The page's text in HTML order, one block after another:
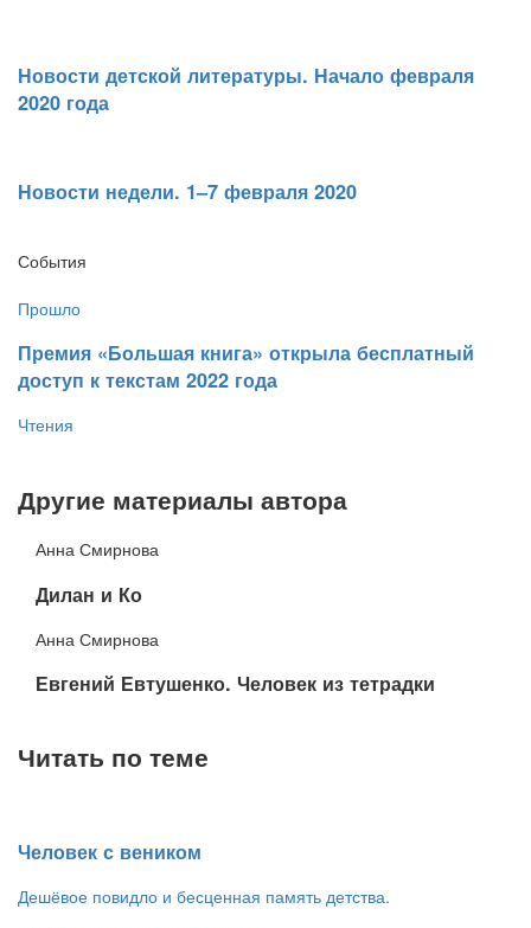
Новости детской литературы. Начало февраля
2020 года
​Новости недели. 1–7 февраля 2020
События
Прошло
​Премия «Большая книга» открыла бесплатный
доступ к текстам 2022 года
Чтения
Другие материалы автора
Анна Смирнова
​Дилан и Ко
Анна Смирнова
Евгений Евтушенко. Человек из тетрадки
Читать по теме
​Человек с веником
Дешёвое повидло и бесценная память детства.